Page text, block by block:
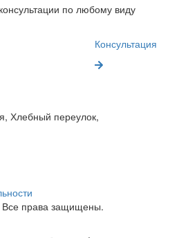
по любому виду
Консультация
Хлебный переулок,
права защищены.